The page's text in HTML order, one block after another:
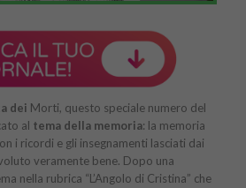
dei Morti, questo speciale numero del
al tema della memoria: la memoria
i ricordi e gli insegnamenti lasciati dai
veramente bene. Dopo una
nella rubrica “L’Angolo di Cristina” che